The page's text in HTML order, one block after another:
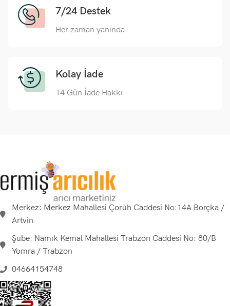
7/24 Destek
Her zaman yanında
Kolay İade
14 Gün İade Hakkı
Merkez: Merkez Mahallesi Çoruh Caddesi No:14A Borçka /
Artvin
Şube: Namık Kemal Mahallesi Trabzon Caddesi No: 80/B
Yomra / Trabzon
04664154748